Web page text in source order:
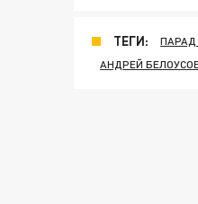
ТЕГИ:
АНДРЕЙ